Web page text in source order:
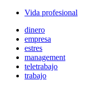
Vida profesional
dinero
empresa
estres
management
teletrabajo
trabajo